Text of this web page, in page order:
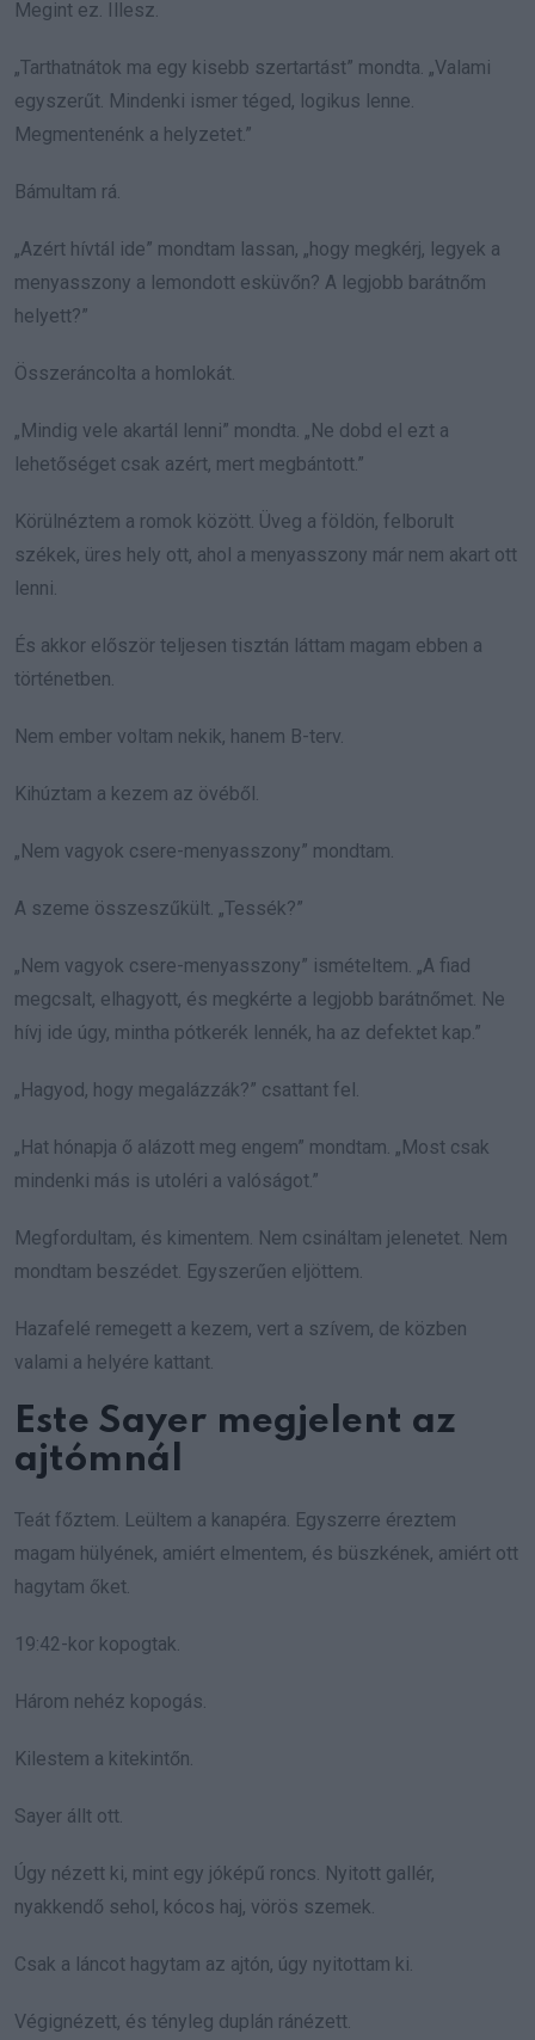
Megint ez. Illesz.
„Tarthatnátok ma egy kisebb szertartást” mondta. „Valami
egyszerűt. Mindenki ismer téged, logikus lenne.
Megmentenénk a helyzetet.”
Bámultam rá.
„Azért hívtál ide” mondtam lassan, „hogy megkérj, legyek a
menyasszony a lemondott esküvőn? A legjobb barátnőm
helyett?”
Összeráncolta a homlokát.
„Mindig vele akartál lenni” mondta. „Ne dobd el ezt a
lehetőséget csak azért, mert megbántott.”
Körülnéztem a romok között. Üveg a földön, felborult
székek, üres hely ott, ahol a menyasszony már nem akart ott
lenni.
És akkor először teljesen tisztán láttam magam ebben a
történetben.
Nem ember voltam nekik, hanem B-terv.
Kihúztam a kezem az övéből.
„Nem vagyok csere-menyasszony” mondtam.
A szeme összeszűkült. „Tessék?”
„Nem vagyok csere-menyasszony” ismételtem. „A fiad
megcsalt, elhagyott, és megkérte a legjobb barátnőmet. Ne
hívj ide úgy, mintha pótkerék lennék, ha az defektet kap.”
„Hagyod, hogy megalázzák?” csattant fel.
„Hat hónapja ő alázott meg engem” mondtam. „Most csak
mindenki más is utoléri a valóságot.”
Megfordultam, és kimentem. Nem csináltam jelenetet. Nem
mondtam beszédet. Egyszerűen eljöttem.
Hazafelé remegett a kezem, vert a szívem, de közben
valami a helyére kattant.
Este Sayer megjelent az
ajtómnál
Teát főztem. Leültem a kanapéra. Egyszerre éreztem
magam hülyének, amiért elmentem, és büszkének, amiért ott
hagytam őket.
19:42-kor kopogtak.
Három nehéz kopogás.
Kilestem a kitekintőn.
Sayer állt ott.
Úgy nézett ki, mint egy jóképű roncs. Nyitott gallér,
nyakkendő sehol, kócos haj, vörös szemek.
Csak a láncot hagytam az ajtón, úgy nyitottam ki.
Végignézett, és tényleg duplán ránézett.